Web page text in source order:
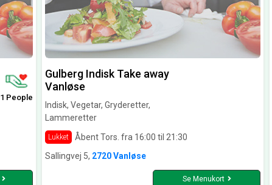
1 People
Gulberg Indisk Take away
Vanløse
Indisk, Vegetar, Gryderetter,
Lammeretter
Lukket
Åbent Tors. fra 16:00 til 21:30
Sallingvej 5, 2720 Vanløse
Se Menukort